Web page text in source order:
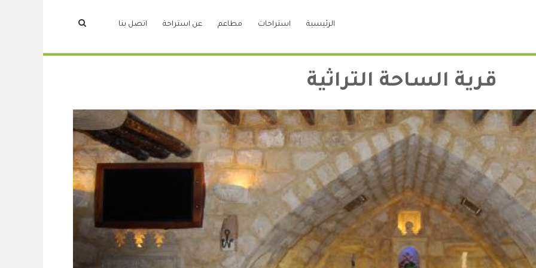
الرئيسية استراحات مطاعم عن استراحة اتصل بنا
قرية الساحة التراثية
استراحات بيروت
قرية الساحة التراثية